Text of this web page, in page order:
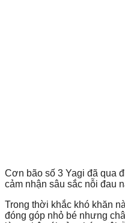
Cơn bão số 3 Yagi đã qua
cảm nhận sâu sắc nỗi đau
Trong thời khắc khó khăn
đóng góp nhỏ bé nhưng